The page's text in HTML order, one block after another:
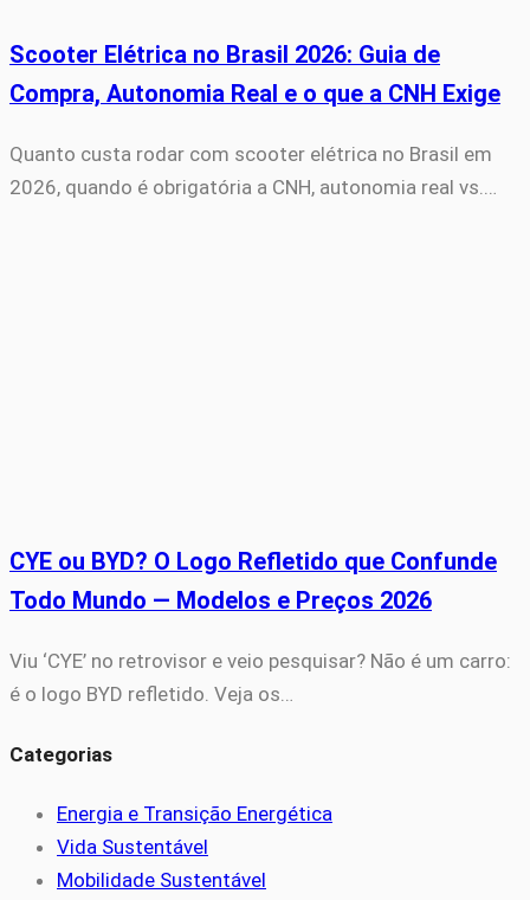
Scooter Elétrica no Brasil 2026: Guia de
Compra, Autonomia Real e o que a CNH Exige
Quanto custa rodar com scooter elétrica no Brasil em
2026, quando é obrigatória a CNH, autonomia real vs.…
CYE ou BYD? O Logo Refletido que Confunde
Todo Mundo — Modelos e Preços 2026
Viu ‘CYE’ no retrovisor e veio pesquisar? Não é um carro:
é o logo BYD refletido. Veja os…
Categorias
Energia e Transição Energética
Vida Sustentável
Mobilidade Sustentável